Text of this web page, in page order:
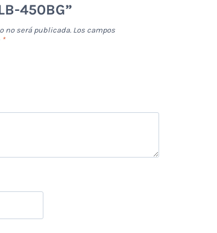
450BG”
no será publicada. Los campos
*